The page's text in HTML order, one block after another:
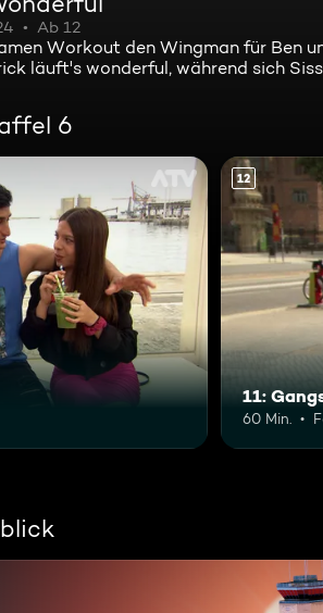
Ab 12
Workout den Wingman für Ben
läuft's wonderful, während sich
6
12
11:
60 Min.